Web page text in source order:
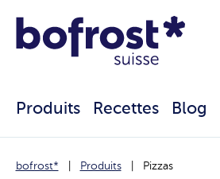
Produits Recettes Blog
bofrost* Produits Pizzas